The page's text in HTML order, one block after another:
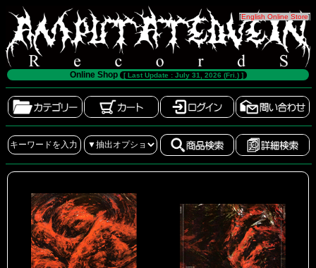
[English Online Store]
Online Shop [ Last Update : July 31, 2026 (Fri.) ]